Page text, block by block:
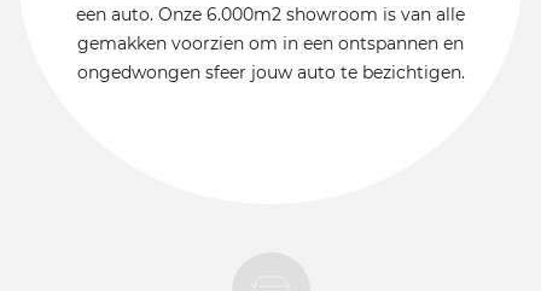
een auto. Onze 6.000m2 showroom is van alle
gemakken voorzien om in een ontspannen en
ongedwongen sfeer jouw auto te bezichtigen.